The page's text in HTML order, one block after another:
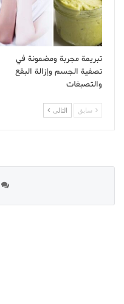
تبريمة مجربة ومضمونة في
تصفية الجسم وإزالة البقع
والتصبغات
سابق التالى